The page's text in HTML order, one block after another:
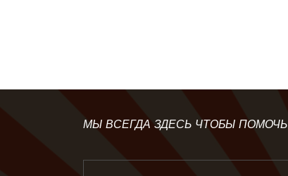
МЫ ВСЕГДА ЗДЕСЬ ЧТОБЫ ПОМОЧЬ